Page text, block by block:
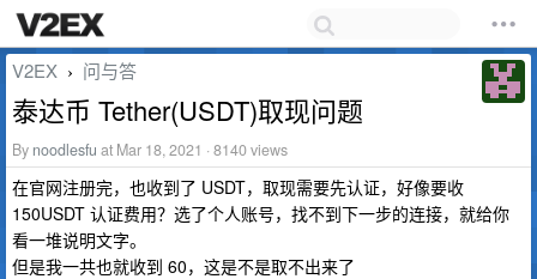
V2EX › 问与答
泰达币 Tether(USDT)取现问题
By noodlesfu at Mar 18, 2021 · 8140 views
在官网注册完，也收到了 USDT，取现需要先认证，好像要收
150USDT 认证费用？选了个人账号，找不到下一步的连接，就给你
看一堆说明文字。
但是我一共也就收到 60，这是不是取不出来了